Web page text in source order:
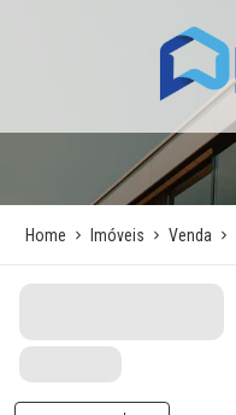
Home Imóveis Venda